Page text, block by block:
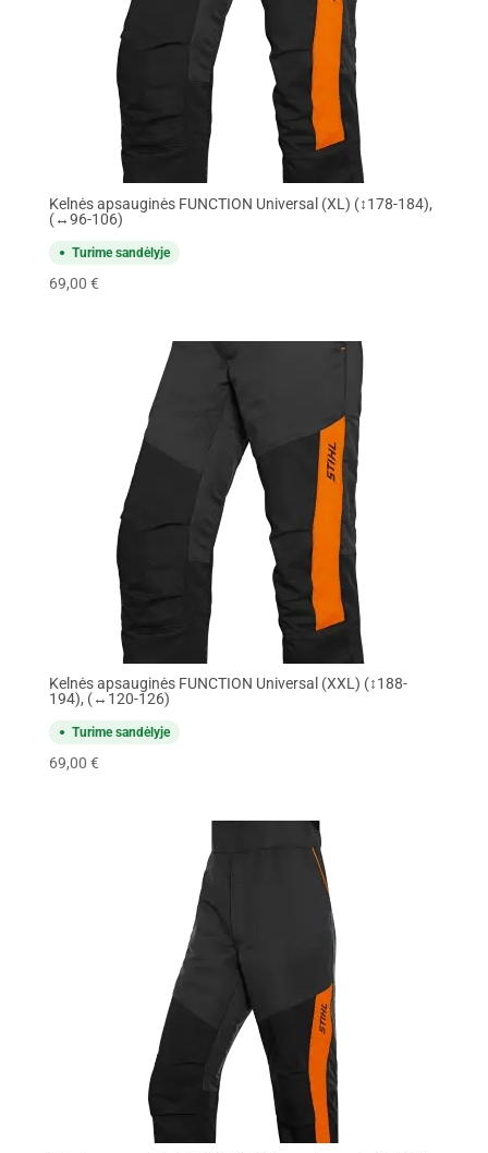
Kelnės apsauginės FUNCTION Universal (XL) (↕178-184),
(↔96-106)
Turime sandėlyje
69,00 €
Kelnės apsauginės FUNCTION Universal (XXL) (↕188-
194), (↔120-126)
Turime sandėlyje
69,00 €